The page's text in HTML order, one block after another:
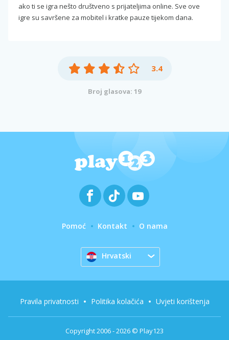
ako ti se igra nešto društveno s prijateljima online. Sve ove
igre su savršene za mobitel i kratke pauze tijekom dana.
3.4
Broj glasova: 19
Pomoć Kontakt O nama
Hrvatski
Copyright 2006 - 2026 © Play123
Pravila privatnosti Politika kolačića Uvjeti korištenja